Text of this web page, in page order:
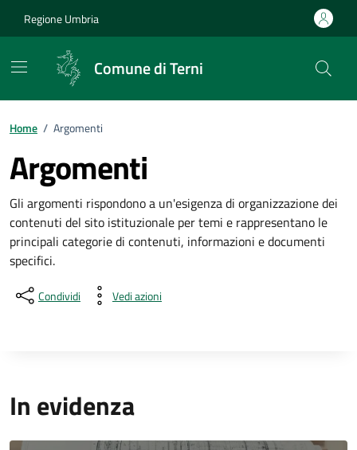
Regione Umbria
Comune di Terni
Home / Argomenti
Argomenti
Gli argomenti rispondono a un'esigenza di organizzazione dei
contenuti del sito istituzionale per temi e rappresentano le
principali categorie di contenuti, informazioni e documenti
specifici.
Condividi Vedi azioni
In evidenza